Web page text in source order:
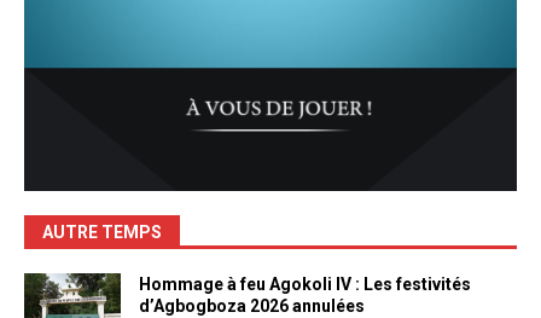
AUTRE TEMPS
Hommage à feu Agokoli IV : Les festivités
d’Agbogboza 2026 annulées